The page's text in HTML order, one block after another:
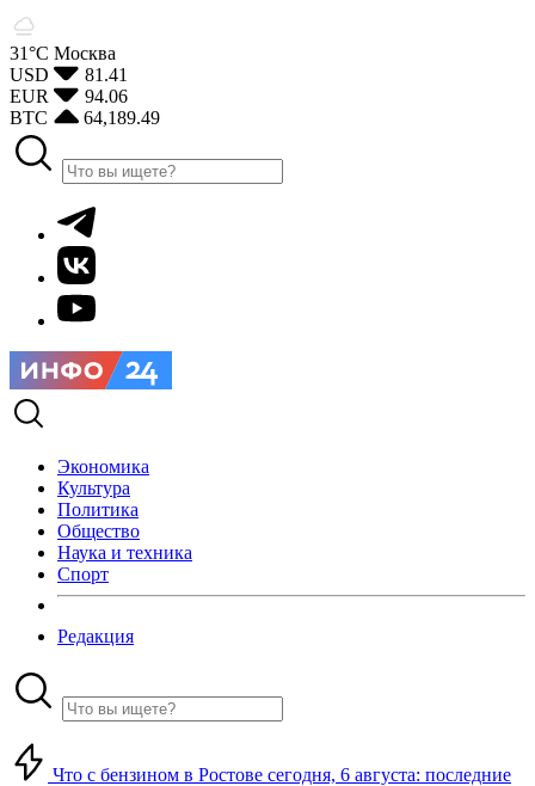
31°С Москва
USD
81.41
EUR
94.06
BTC
64,189.49
Экономика
Культура
Политика
Общество
Наука и техника
Спорт
Редакция
Что с бензином в Ростове сегодня, 6 августа: последние